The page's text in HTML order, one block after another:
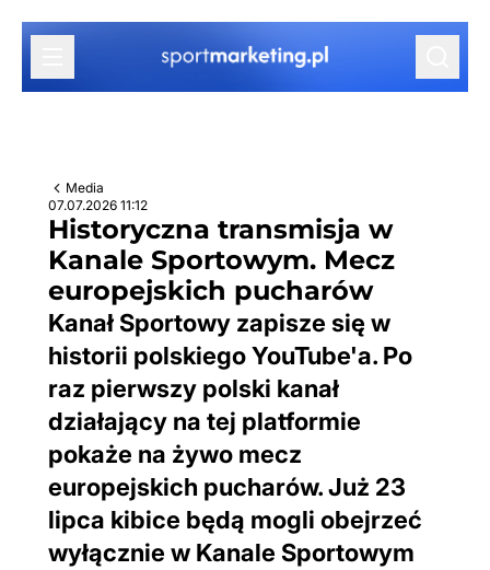
Przejdź do treści
Media
07.07.2026 11:12
Historyczna transmisja w
Kanale Sportowym. Mecz
europejskich pucharów
Kanał Sportowy zapisze się w
historii polskiego YouTube'a. Po
raz pierwszy polski kanał
działający na tej platformie
pokaże na żywo mecz
europejskich pucharów. Już 23
lipca kibice będą mogli obejrzeć
wyłącznie w Kanale Sportowym